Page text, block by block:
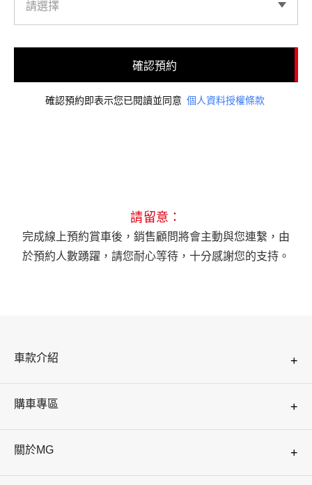
確認預約
確認預約即表示您已閱讀並同意 個人資料授權條款
請留意：
完成線上預約賞車後，銷售顧問將會主動與您連繫，由
於預約人數踴躍，請您耐心等待，十分感謝您的支持。
車款介紹 +
HS
購車專區 +
預約賞車/試乘
關於MG +